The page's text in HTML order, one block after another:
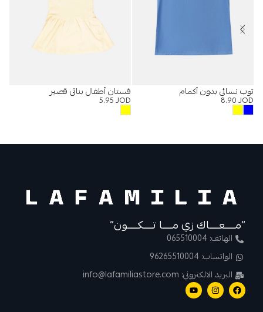
توب نسائي بدون أكمام
8.90JOD
فستان أطفال بناتي قصير
5.95JOD
“مــــعــــاك زي مــــا تــــكــــون”
الهاتف: 065510004
الواتساب: 96265510004
البريد الالكتروني: info@lafamiliastore.com